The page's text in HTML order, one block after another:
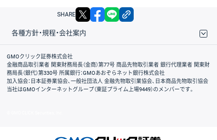
SHARE X facebook
各種方針・規程・会社案内
取引規程・約款
サイトマップ
その他のご案内
個人情報保護方針
最良執行方針
サイトのご利用について
ディスクレイマー
信託保全
リスク説明
会社案内
GMOクリック証券株式会社
金融商品取引業者 関東財務局長（金商）第77号 商品先物取引業者 銀行代理業者 関東財
務局長（銀代）第330号 所属銀行：GMOあおぞらネット銀行株式会社
加入協会：日本証券業協会、一般社団法人 金融先物取引業協会、日本商品先物取引協会
当社はGMOインターネットグループ（東証プライム上場9449）のメンバーです。